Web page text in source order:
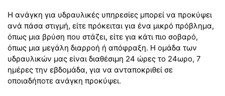
Η ανάγκη για υδραυλικές υπηρεσίες μπορεί να προκύψει
ανά πάσα στιγμή, είτε πρόκειται για ένα μικρό πρόβλημα,
όπως μια βρύση που στάζει, είτε για κάτι πιο σοβαρό,
όπως μια μεγάλη διαρροή ή απόφραξη. Η ομάδα των
υδραυλικών μας είναι διαθέσιμη 24 ώρες το 24ωρο, 7
ημέρες την εβδομάδα, για να ανταποκριθεί σε
οποιαδήποτε ανάγκη προκύψει.